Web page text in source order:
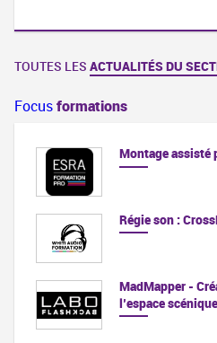
TOUTES LES ACTUALITÉS DU
Focusformations
Montage assisté
Régie son :
MadMapper -
l’espace